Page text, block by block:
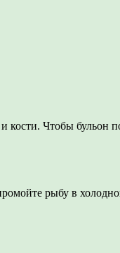
Чтобы
рыбу в